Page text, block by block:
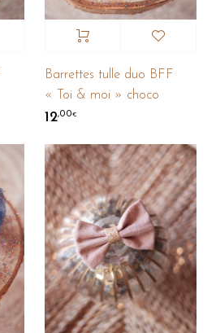
Barrettes tulle duo BFF
« Toi & moi » choco
12,00€